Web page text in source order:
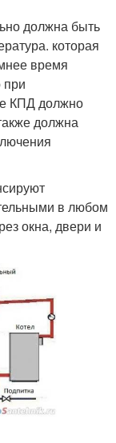
должна быть
которая
время
при
КПД должно
должна
в любом
окна, двери и